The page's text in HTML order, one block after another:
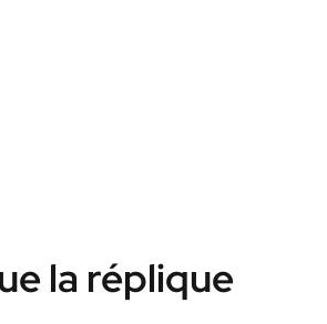
la réplique